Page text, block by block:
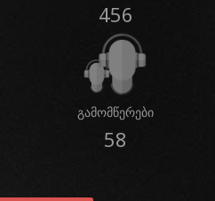
456
გამომწერები
58